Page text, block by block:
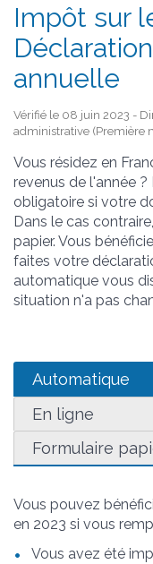
Impôt sur
annuelle
Vérifié le 08 juin 2023 -
administrative (Première
Vous résidez en
revenus de l'année
obligatoire si votre
Dans le cas
papier. Vous
faites votre
automatique vous
situation n'a pas
Automatique
En ligne
Formulaire
Vous pouvez
en 2023 si vous
Vous avez été